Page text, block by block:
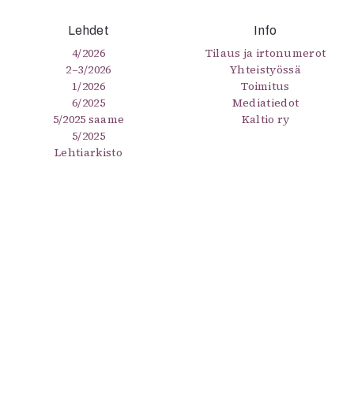
Lehdet
4/2026
2–3/2026
1/2026
6/2025
5/2025 saame
5/2025
Lehtiarkisto
Info
Tilaus ja irtonumerot
Yhteistyössä
Toimitus
Mediatiedot
Kaltio ry